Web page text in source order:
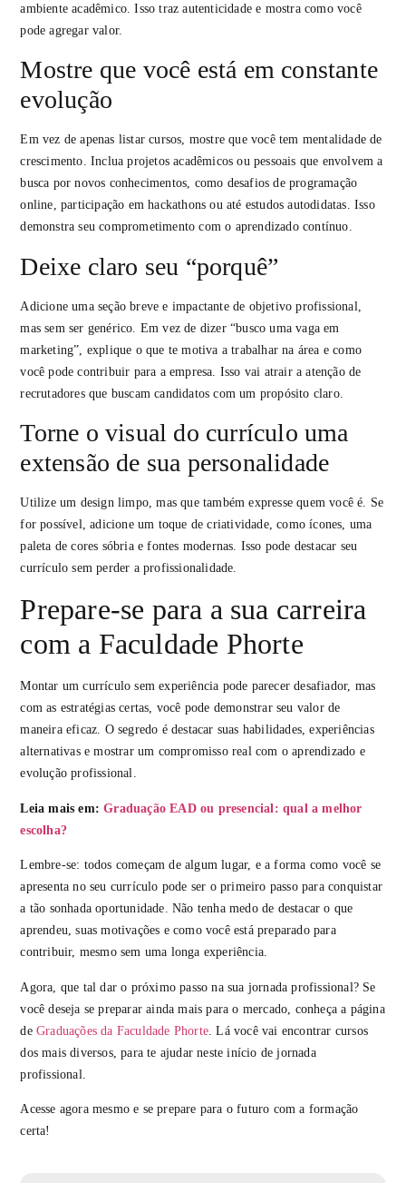
ambiente acadêmico. Isso traz autenticidade e mostra como você
pode agregar valor.
Mostre que você está em constante
evolução
Em vez de apenas listar cursos, mostre que você tem mentalidade de
crescimento. Inclua projetos acadêmicos ou pessoais que envolvem a
busca por novos conhecimentos, como desafios de programação
online, participação em hackathons ou até estudos autodidatas. Isso
demonstra seu comprometimento com o aprendizado contínuo.
Deixe claro seu “porquê”
Adicione uma seção breve e impactante de objetivo profissional,
mas sem ser genérico. Em vez de dizer “busco uma vaga em
marketing”, explique o que te motiva a trabalhar na área e como
você pode contribuir para a empresa. Isso vai atrair a atenção de
recrutadores que buscam candidatos com um propósito claro.
Torne o visual do currículo uma
extensão de sua personalidade
Utilize um design limpo, mas que também expresse quem você é. Se
for possível, adicione um toque de criatividade, como ícones, uma
paleta de cores sóbria e fontes modernas. Isso pode destacar seu
currículo sem perder a profissionalidade.
Prepare-se para a sua carreira
com a Faculdade Phorte
Montar um currículo sem experiência pode parecer desafiador, mas
com as estratégias certas, você pode demonstrar seu valor de
maneira eficaz. O segredo é destacar suas habilidades, experiências
alternativas e mostrar um compromisso real com o aprendizado e
evolução profissional.
Leia mais em:Graduação EAD ou presencial: qual a melhor
escolha?
Lembre-se: todos começam de algum lugar, e a forma como você se
apresenta no seu currículo pode ser o primeiro passo para conquistar
a tão sonhada oportunidade. Não tenha medo de destacar o que
aprendeu, suas motivações e como você está preparado para
contribuir, mesmo sem uma longa experiência.
Agora, que tal dar o próximo passo na sua jornada profissional? Se
você deseja se preparar ainda mais para o mercado, conheça a página
deGraduações da Faculdade Phorte . Lá você vai encontrar cursos
dos mais diversos, para te ajudar neste início de jornada
profissional.
Acesse agora mesmo e se prepare para o futuro com a formação
certa!